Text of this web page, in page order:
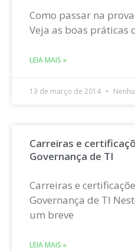
Como passar na
Veja as boas práticas
LEIA MAIS »
13 de março de 2014
Carreiras e
Governança de TI
Carreiras e
Governança de TI
um breve
LEIA MAIS »